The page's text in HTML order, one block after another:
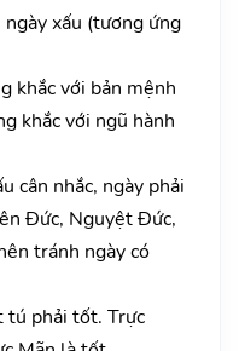
ngày xấu (tương ứng
khắc với bản mệnh
khắc với ngũ hành
cân nhắc, ngày phải
Đức, Nguyệt Đức,
tránh ngày có
tú phải tốt. Trực